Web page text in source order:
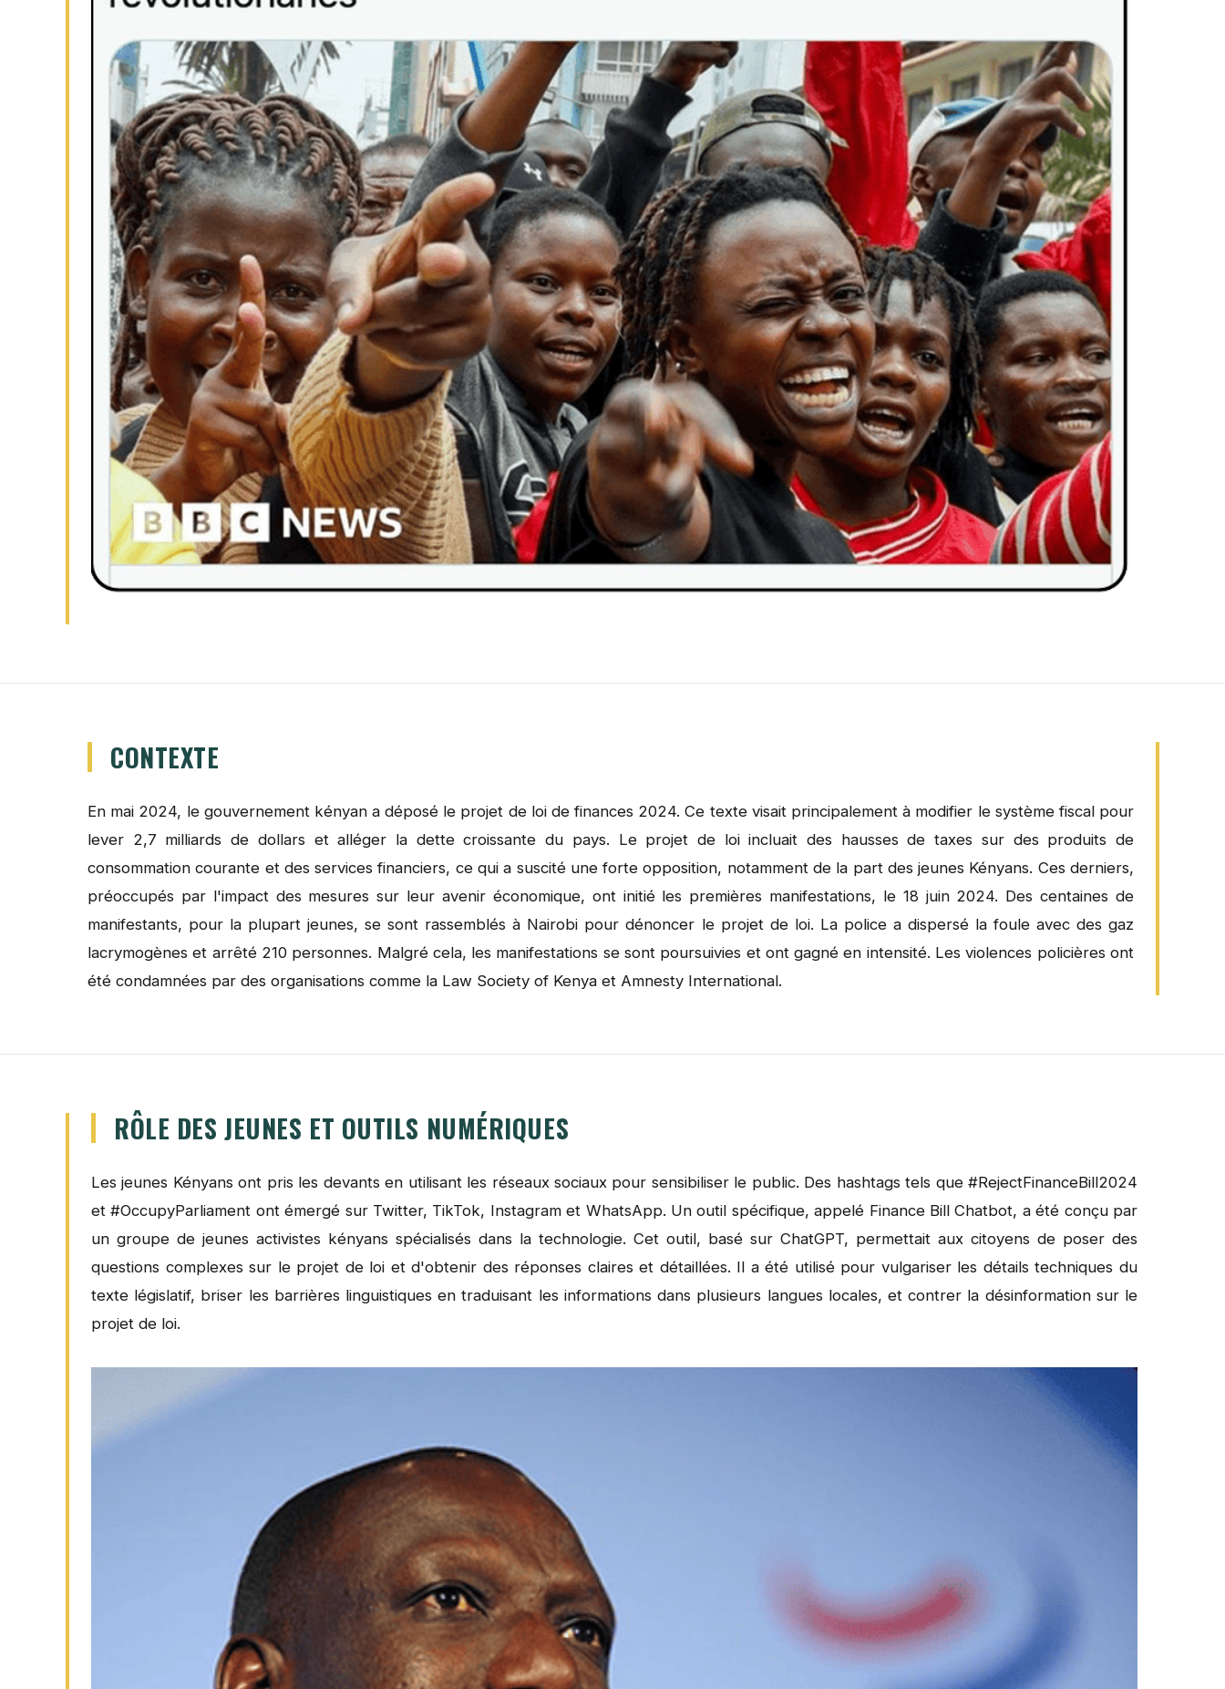
CONTEXTE
En mai 2024, le gouvernement kényan a déposé le projet de loi de finances 2024. Ce texte visait principalement à modifier le système fiscal pour
lever 2,7 milliards de dollars et alléger la dette croissante du pays. Le projet de loi incluait des hausses de taxes sur des produits de
consommation courante et des services financiers, ce qui a suscité une forte opposition, notamment de la part des jeunes Kényans. Ces derniers,
préoccupés par l'impact des mesures sur leur avenir économique, ont initié les premières manifestations, le 18 juin 2024. Des centaines de
manifestants, pour la plupart jeunes, se sont rassemblés à Nairobi pour dénoncer le projet de loi. La police a dispersé la foule avec des gaz
lacrymogènes et arrêté 210 personnes. Malgré cela, les manifestations se sont poursuivies et ont gagné en intensité. Les violences policières ont
été condamnées par des organisations comme la Law Society of Kenya et Amnesty International.
RÔLE DES JEUNES ET OUTILS NUMÉRIQUES
Les jeunes Kényans ont pris les devants en utilisant les réseaux sociaux pour sensibiliser le public. Des hashtags tels que #RejectFinanceBill2024
et #OccupyParliament ont émergé sur Twitter, TikTok, Instagram et WhatsApp. Un outil spécifique, appelé Finance Bill Chatbot, a été conçu par
un groupe de jeunes activistes kényans spécialisés dans la technologie. Cet outil, basé sur ChatGPT, permettait aux citoyens de poser des
questions complexes sur le projet de loi et d'obtenir des réponses claires et détaillées. Il a été utilisé pour vulgariser les détails techniques du
texte législatif, briser les barrières linguistiques en traduisant les informations dans plusieurs langues locales, et contrer la désinformation sur le
projet de loi.